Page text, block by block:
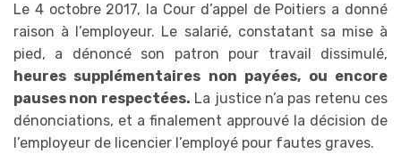
Le 4 octobre 2017, la Cour d’appel de Poitiers a donné
raison à l’employeur. Le salarié, constatant sa mise à
pied, a dénoncé son patron pour travail dissimulé,
heures supplémentaires non payées, ou encore
pauses non respectées. La justice n’a pas retenu ces
dénonciations, et a finalement approuvé la décision de
l’employeur de licencier l’employé pour fautes graves.